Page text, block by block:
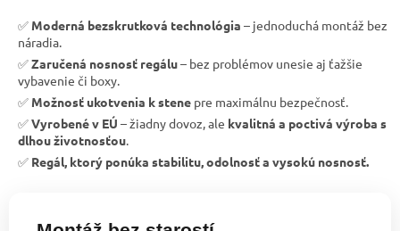
✅ Moderná bezskrutková technológia – jednoduchá montáž bez
náradia.
✅Zaručená nosnosť regálu– bez problémov unesie aj ťažšie
vybavenie či boxy.
✅ Možnosť ukotvenia k stene pre maximálnu bezpečnosť.
✅Vyrobené v EÚ – žiadny dovoz, ale kvalitná a poctivá výroba s
dlhou životnosťou
✅ Regál, ktorý ponúka stabilitu, odolnosť a vysokú nosnosť.